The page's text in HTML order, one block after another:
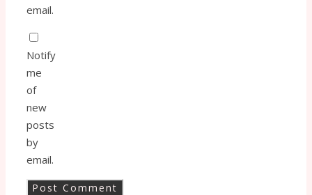
email.
Notify
me
of
new
posts
by
email.